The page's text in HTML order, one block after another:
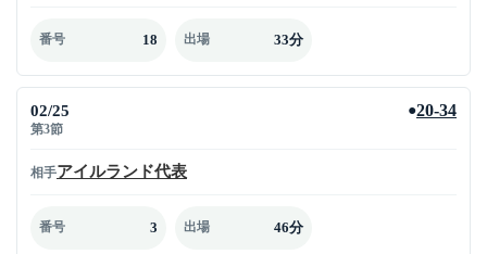
番号 18 出場 33分
02/25
第3節
●20-34
相手アイルランド代表
番号 3 出場 46分